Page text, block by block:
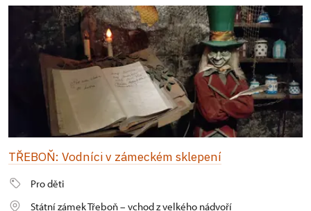
TŘEBOŇ: Vodníci v zámeckém sklepení
Pro děti
Státní zámek Třeboň – vchod z velkého nádvoří